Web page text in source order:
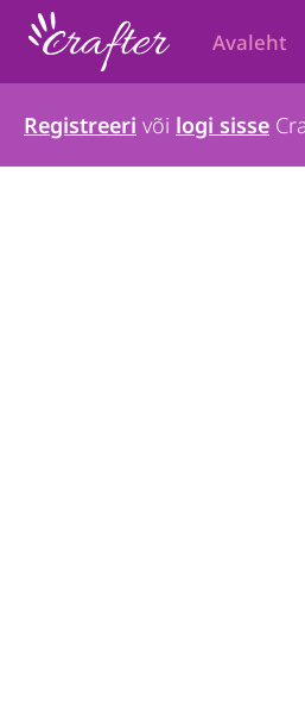
Avaleht
Registreeri või logi sisse